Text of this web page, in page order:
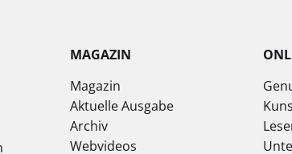
MAGAZIN
Magazin
Aktuelle Ausgabe
Archiv
Webvideos